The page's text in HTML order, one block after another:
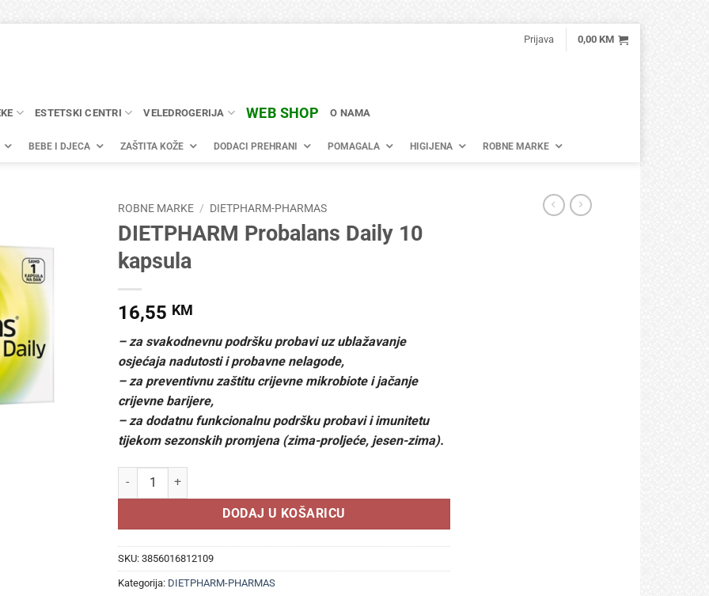
Prijava 0,00 KM
ESTETSKI CENTRI VELEDROGERIJA WEB SHOP O NAMA
BEBE I DJECA ZAŠTITA KOŽE DODACI PREHRANI POMAGALA HIGIJENA ROBNE MARKE
ROBNE MARKE / DIETPHARM-PHARMAS
DIETPHARM Probalans Daily 10
kapsula
16,55 KM
– za svakodnevnu podršku probavi uz ublažavanje
osjećaja nadutosti i probavne nelagode,
– za preventivnu zaštitu crijevne mikrobiote i jačanje
crijevne barijere,
– za dodatnu funkcionalnu podršku probavi i imunitetu
tijekom sezonskih promjena (zima-proljeće, jesen-zima).
DIETPHARM Probalans Daily 10 kapsula količina
DODAJ U KOŠARICU
SKU: 3856016812109
Kategorija: DIETPHARM-PHARMAS